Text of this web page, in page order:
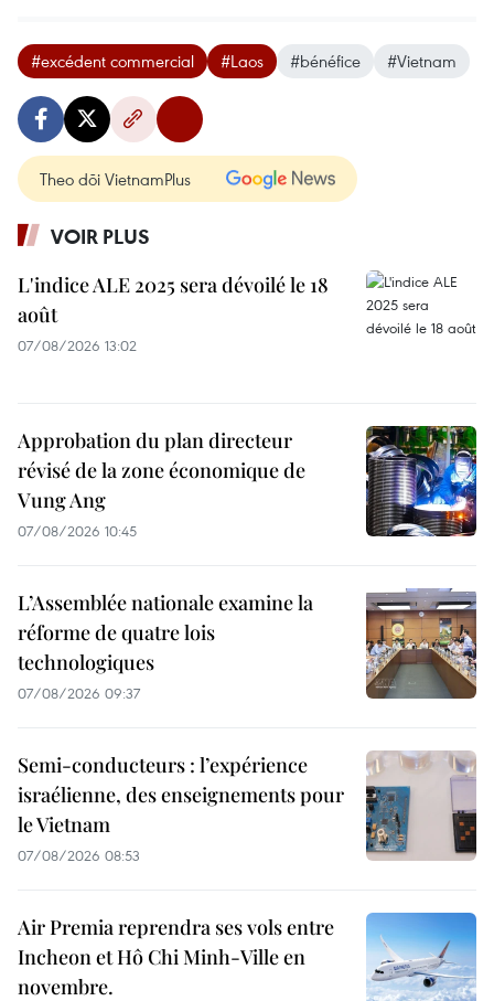
#excédent commercial #Laos #bénéfice #Vietnam
Theo dõi VietnamPlus
VOIR PLUS
L'indice ALE 2025 sera dévoilé le 18
août
07/08/2026 13:02
Approbation du plan directeur
révisé de la zone économique de
Vung Ang
07/08/2026 10:45
L’Assemblée nationale examine la
réforme de quatre lois
technologiques
07/08/2026 09:37
Semi-conducteurs : l’expérience
israélienne, des enseignements pour
le Vietnam
07/08/2026 08:53
Air Premia reprendra ses vols entre
Incheon et Hô Chi Minh-Ville en
novembre.